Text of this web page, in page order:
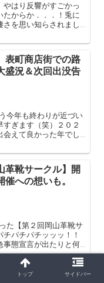
やはり反響がすごかっ
からか．．．！兎に
さを思い知らされまし
表町商店街での路
盛況＆次回出没告
今年も終わりが近づい
ぎます（笑）２０２
会えて良かった年でし
革靴サークル】開
への想いも。
た【第２回岡山革靴サ
パチパチッッッ！！
事態宣言が出たりと何
きるかなあとずっと考
ァー着用2年!新喜
トップ サイドバー